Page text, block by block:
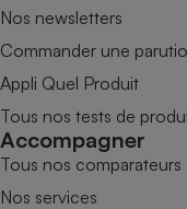
Nos newsletters
Commander une
Appli Quel Produit
Tous nos tests de
Accompagner
Tous nos comparateurs
Nos services